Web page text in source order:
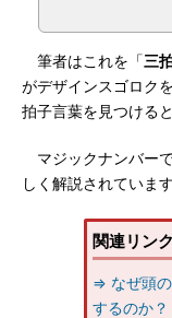
筆者はこれを「三
がデザインスゴロク
拍子言葉を見つける
マジックナンバー
しく解説されていま
関連リン
⇒ なぜ頭
するのか？